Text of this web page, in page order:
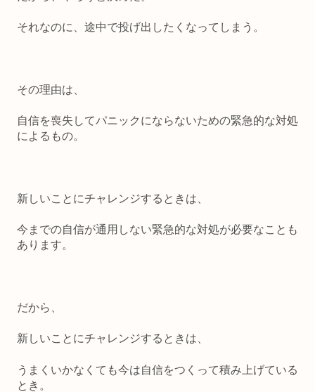
それなのに、途中で投げ出したくなってしまう。
その理由は、
自信を喪失してパニックにならないための緊急的な対処
によるもの。
新しいことにチャレンジするときは、
今までの自信が通用しない緊急的な対処が必要なことも
あります。
だから、
新しいことにチャレンジするときは、
うまくいかなくても今は自信をつくって積み上げている
とき。